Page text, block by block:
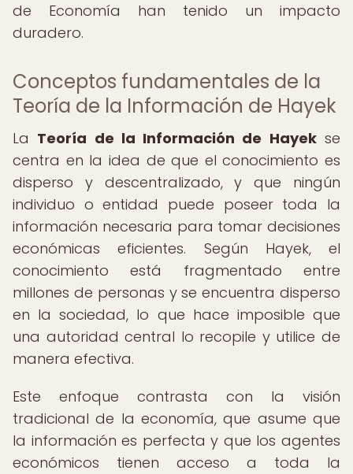
de Economía han tenido un impacto
duradero.
Conceptos fundamentales de la
Teoría de la Información de Hayek
La Teoría de la Información de Hayekse
centra en la idea de que el conocimiento es
disperso y descentralizado, y que ningún
individuo o entidad puede poseer toda la
información necesaria para tomar decisiones
económicas eficientes. Según Hayek, el
conocimiento está fragmentado entre
millones de personas y se encuentra disperso
en la sociedad, lo que hace imposible que
una autoridad central lo recopile y utilice de
manera efectiva.
Este enfoque contrasta con la visión
tradicional de la economía, que asume que
la información es perfecta y que los agentes
económicos tienen acceso a toda la